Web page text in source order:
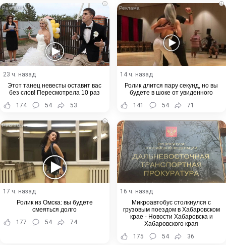
i
23 ч. назад
Этот танец невесты оставит вас
без слов! Пересмотрела 10 раз
174
54 53
i
14 ч. назад
Ролик длится пару секунд, но вы
будете в шоке от увиденного
141
54 71
i
17 ч. назад
Ролик из Омска: вы будете
смеяться долго
177
54 74
16 ч. назад
Микроавтобус столкнулся с
грузовым поездом в Хабаровском
крае - Новости Хабаровска и
Хабаровского края
175
54 36